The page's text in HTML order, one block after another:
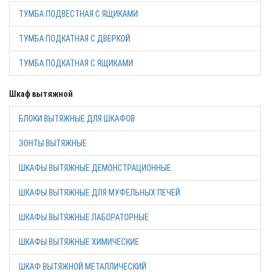
ТУМБА ПОДВЕСТНАЯ С ЯЩИКАМИ
ТУМБА ПОДКАТНАЯ С ДВЕРКОЙ
ТУМБА ПОДКАТНАЯ С ЯЩИКАМИ
Шкаф вытяжной
БЛОКИ ВЫТЯЖНЫЕ ДЛЯ ШКАФОВ
ЗОНТЫ ВЫТЯЖНЫЕ
ШКАФЫ ВЫТЯЖНЫЕ ДЕМОНСТРАЦИОННЫЕ
ШКАФЫ ВЫТЯЖНЫЕ ДЛЯ МУФЕЛЬНЫХ ПЕЧЕЙ
ШКАФЫ ВЫТЯЖНЫЕ ЛАБОРАТОРНЫЕ
ШКАФЫ ВЫТЯЖНЫЕ ХИМИЧЕСКИЕ
ШКАФ ВЫТЯЖНОЙ МЕТАЛЛИЧЕСКИЙ